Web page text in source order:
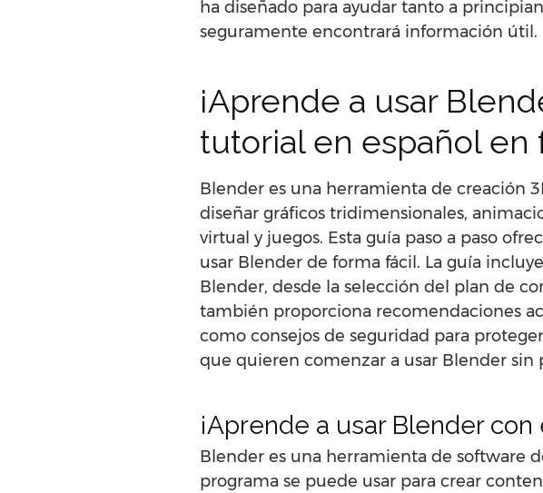
ha diseñado para ayudar tanto a
seguramente encontrará información útil.
¡Aprende a usar
tutorial en español en
Blender es una herramienta de creación
diseñar gráficos tridimensionales,
virtual y juegos. Esta guía paso a paso
usar Blender de forma fácil. La guía
Blender, desde la selección del plan de
también proporciona recomendaciones
como consejos de seguridad para
que quieren comenzar a usar Blender sin
¡Aprende a usar Blender
Blender es una herramienta de software
programa se puede usar para crear